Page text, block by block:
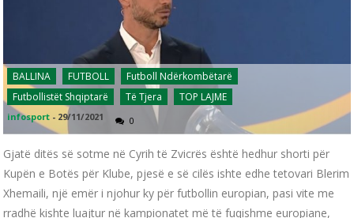
BALLINA FUTBOLL
Futboll Ndërkombëtarë
Futbollistët Shqiptarë
Të Tjera TOP LAJME
infosport - 29/11/2021 0
Gjatë ditës së sotme në Cyrih të Zvicrës është hedhur shorti për
Kupën e Botës për Klube, pjesë e së cilës ishte edhe tetovari Blerim
Xhemaili, një emër i njohur ky për futbollin europian, pasi vite me
rradhë kishte luajtur në kampionatet më të fuqishme europiane,